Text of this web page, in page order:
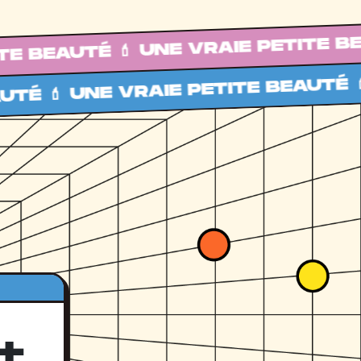
UNE VRAIE PETITE
PETITE BEAUTÉ